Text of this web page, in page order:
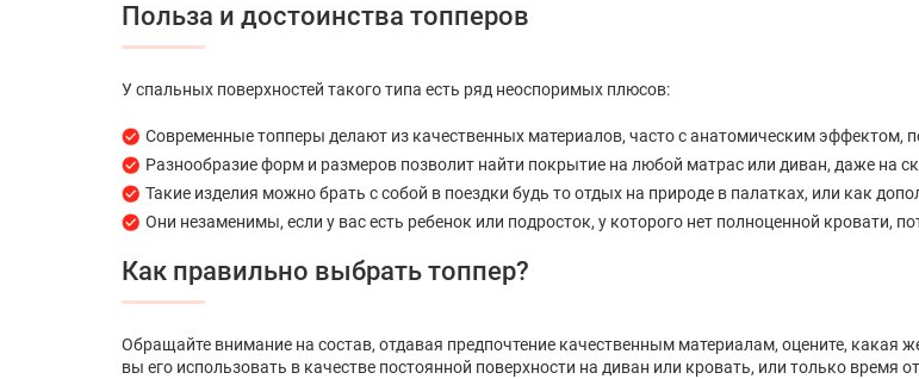
Польза и достоинства топперов
У спальных поверхностей такого типа есть ряд неоспоримых плюсов:
Современные топперы делают из качественных материалов, часто с анатомическим эффектом,
Разнообразие форм и размеров позволит найти покрытие на любой матрас или диван, даже на
Такие изделия можно брать с собой в поездки будь то отдых на природе в палатках, или как
Они незаменимы, если у вас есть ребенок или подросток, у которого нет полноценной кровати,
Как правильно выбрать топпер?
Обращайте внимание на состав, отдавая предпочтение качественным материалам, оцените, какая
вы его использовать в качестве постоянной поверхности на диван или кровать, или только время